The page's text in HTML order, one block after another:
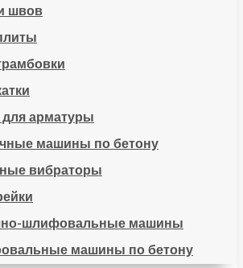
швов
для арматуры
машины по бетону
вибраторы
шлифовальные машины
машины по бетону